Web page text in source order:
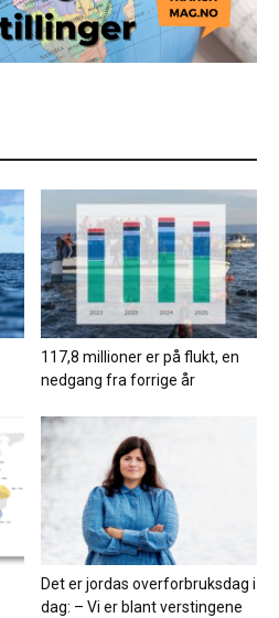
117,8 millioner er på flukt, en
nedgang fra forrige år
Det er jordas overforbruksdag i
dag: – Vi er blant verstingene